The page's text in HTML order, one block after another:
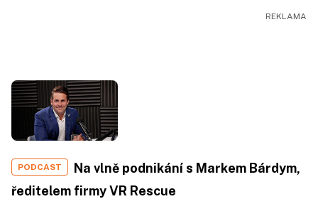
PODCAST
Na vlně podnikání s Markem Bárdym,
ředitelem firmy VR Rescue